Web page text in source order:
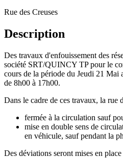
Rue des Creuses
Description
Des travaux d'enfouissement des
société SRT/QUINCY TP pour le
cours de la période du Jeudi 21 Mai
de 8h00 à 17h00.
Dans le cadre de ces travaux, la rue
fermée à la circulation sauf
mise en double sens de
en véhicule, sauf pendant la
Des déviations seront mises en place